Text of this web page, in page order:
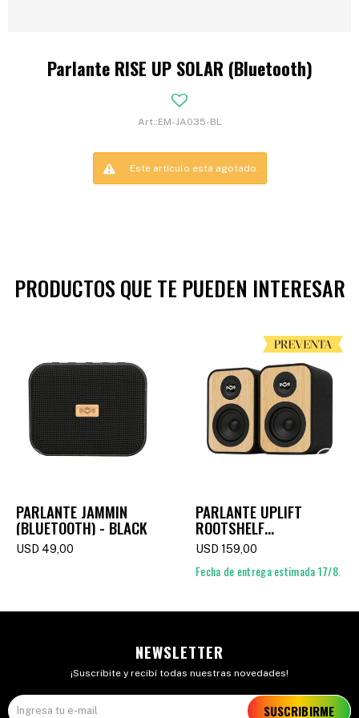
Parlante RISE UP SOLAR (Bluetooth)
EM-JA035-BL
Este artículo está agotado.
PRODUCTOS QUE TE PUEDEN INTERESAR
PARLANTE JAMMIN
(BLUETOOTH) - BLACK
USD 49,00
PARLANTE UPLIFT
ROOTSHELF
(BLUETOOTH)
USD 159,00
Fecha de entrega estimada 17/8.
NEWSLETTER
¡Suscribite y recibí todas nuestras novedades!
SUSCRIBIRME